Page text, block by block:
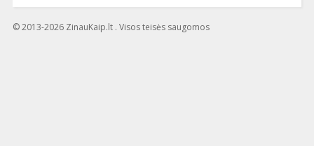
© 2013-2026 ZinauKaip.lt . Visos teisės saugomos